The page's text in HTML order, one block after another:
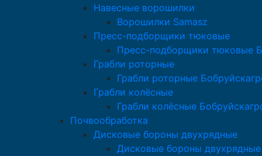
Навесные ворошилки
Ворошилки Samasz
Пресс-подборщики тюковые
Пресс-подборщики тюковые
Грабли роторные
Грабли роторные
Грабли колёсные
Грабли колёсные
Почвообработка
Дисковые бороны двухрядные
Дисковые бороны